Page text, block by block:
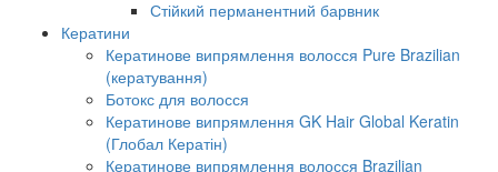
Стійкий перманентний барвник
Кератини
Кератинове випрямлення волосся Pure Brazilian
(кератування)
Ботокс для волосся
Кератинове випрямлення GK Hair Global Keratin
(Глобал Кератін)
Кератинове випрямлення волосся Brazilian